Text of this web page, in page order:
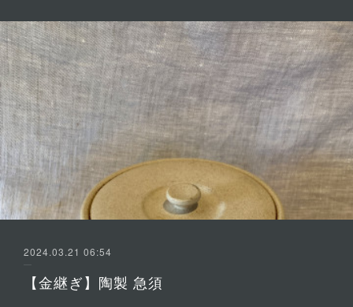
2024.03.21 06:54
【金継ぎ】陶製 急須